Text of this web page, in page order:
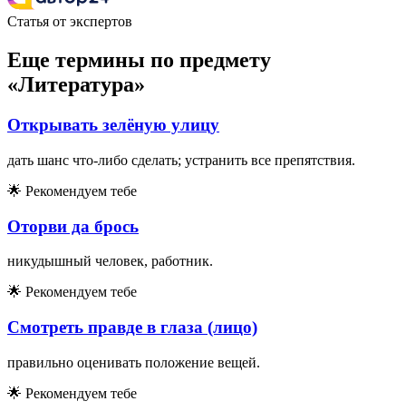
Статья от экспертов
Еще термины по предмету
«Литература»
Открывать зелёную улицу
дать шанс что-либо сделать; устранить все препятствия.
🌟 Рекомендуем тебе
Оторви да брось
никудышный человек, работник.
🌟 Рекомендуем тебе
Смотреть правде в глаза (лицо)
правильно оценивать положение вещей.
🌟 Рекомендуем тебе